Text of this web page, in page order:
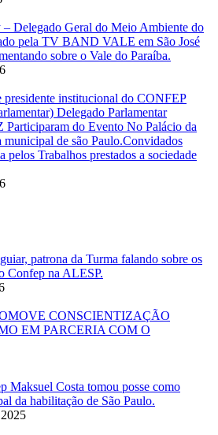
Delegado Geral do Meio Ambiente do
pela TV BAND VALE em São José
sobre o Vale do Paraíba.
presidente institucional do CONFEP
Delegado Parlamentar
do Evento No Palácio da
municipal de são Paulo.Convidados
pelos Trabalhos prestados a sociedade
patrona da Turma falando sobre os
Confep na ALESP.
CONSCIENTIZAÇÃO
EM PARCERIA COM O
Maksuel Costa tomou posse como
da habilitação de São Paulo.